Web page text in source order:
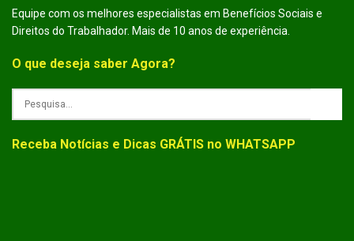
Equipe com os melhores especialistas em Benefícios Sociais e
Direitos do Trabalhador. Mais de 10 anos de experiência.
O que deseja saber Agora?
Receba Notícias e Dicas GRÁTIS no WHATSAPP